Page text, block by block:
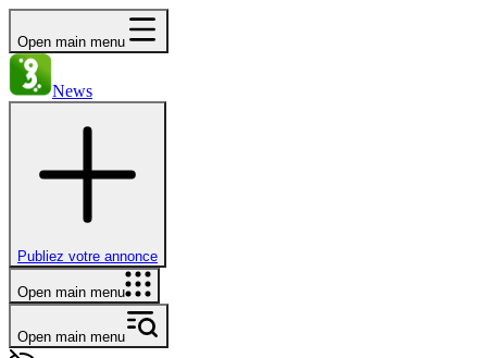
Open main menu
News
Publiez votre annonce
Open main menu
Open main menu